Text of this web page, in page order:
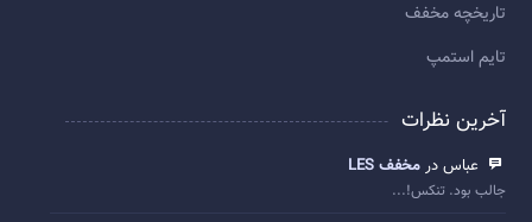
تاريخچه مخفف
تایم استمپ
آخرین نظرات
عباس در مخفف LES
جالب بود. تنکس!...